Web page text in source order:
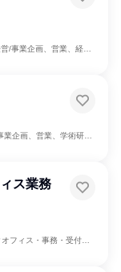
画、営業、経理/税務/財務、人事、総務、法務/知財
究、SCM/生産管理/購買/物流、経理/税務/財務、人事、総務、広報/IR、マーケティング・広告・宣伝
ス業務
ス・事務・受付、人事、総務、広報/IR